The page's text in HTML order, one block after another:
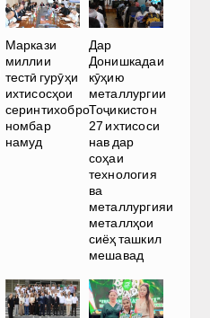
Маркази
миллии
тестӣ гурӯҳи
ихтисосҳои
серинтихобро
номбар
намуд
Дар
Донишкадаи
кӯҳию
металлургии
Тоҷикистон
27 ихтисоси
нав дар
соҳаи
технология
ва
металлургияи
металлҳои
сиёҳ ташкил
мешавад